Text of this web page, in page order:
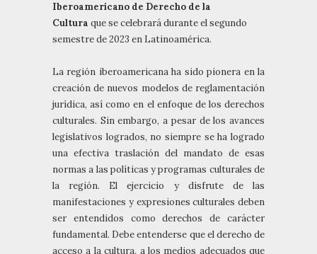
Iberoamericano de Derecho de la
Cultura que se celebrará durante el segundo
semestre de 2023 en Latinoamérica.
La región iberoamericana ha sido pionera en la
creación de nuevos modelos de reglamentación
jurídica, así como en el enfoque de los derechos
culturales. Sin embargo, a pesar de los avances
legislativos logrados, no siempre se ha logrado
una efectiva traslación del mandato de esas
normas a las políticas y programas culturales de
la región. El ejercicio y disfrute de las
manifestaciones y expresiones culturales deben
ser entendidos como derechos de carácter
fundamental. Debe entenderse que el derecho de
acceso a la cultura, a los medios adecuados que